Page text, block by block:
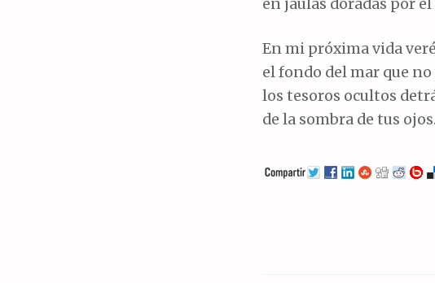
en jaulas doradas por el
En mi próxima vida veré
el fondo del mar que
los tesoros ocultos
de la sombra de tus ojos.